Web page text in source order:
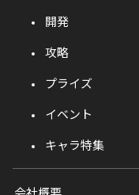
開発
攻略
プライズ
イベント
キャラ特集